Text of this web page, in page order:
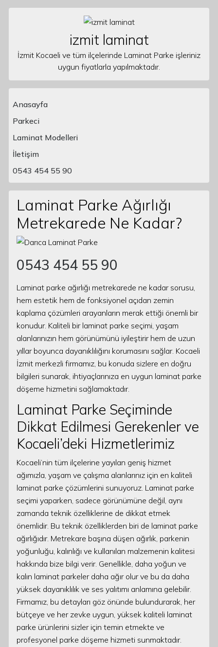
izmit laminat
İzmit Kocaeli ve tüm ilçelerinde Laminat Parke işleriniz
uygun fiyatlarla yapılmaktadır.
Main Navigation
Anasayfa
Parkeci
Laminat Modelleri
İletişim
0543 454 55 90
Laminat Parke Ağırlığı
Metrekarede Ne Kadar?
0543 454 55 90
Laminat parke ağırlığı metrekarede ne kadar sorusu,
hem estetik hem de fonksiyonel açıdan zemin
kaplama çözümleri arayanların merak ettiği önemli bir
konudur. Kaliteli bir laminat parke seçimi, yaşam
alanlarınızın hem görünümünü iyileştirir hem de uzun
yıllar boyunca dayanıklılığını korumasını sağlar. Kocaeli
İzmit merkezli firmamız, bu konuda sizlere en doğru
bilgileri sunarak, ihtiyaçlarınıza en uygun laminat parke
döşeme hizmetini sağlamaktadır.
Laminat Parke Seçiminde
Dikkat Edilmesi Gerekenler ve
Kocaeli’deki Hizmetlerimiz
Kocaeli’nin tüm ilçelerine yayılan geniş hizmet
ağımızla, yaşam ve çalışma alanlarınız için en kaliteli
laminat parke çözümlerini sunuyoruz. Laminat parke
seçimi yaparken, sadece görünümüne değil, aynı
zamanda teknik özelliklerine de dikkat etmek
önemlidir. Bu teknik özelliklerden biri de laminat parke
ağırlığıdır. Metrekare başına düşen ağırlık, parkenin
yoğunluğu, kalınlığı ve kullanılan malzemenin kalitesi
hakkında bize bilgi verir. Genellikle, daha yoğun ve
kalın laminat parkeler daha ağır olur ve bu da daha
yüksek dayanıklılık ve ses yalıtımı anlamına gelebilir.
Firmamız, bu detayları göz önünde bulundurarak, her
bütçeye ve her zevke uygun, yüksek kaliteli laminat
parke ürünlerini sizler için temin etmekte ve
profesyonel parke döşeme hizmeti sunmaktadır.